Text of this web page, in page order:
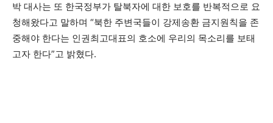
박 대사는 또 한국정부가 탈북자에 대한 보호를 반복적으로 요
청해왔다고 말하며 “북한 주변국들이 강제송환 금지원칙을 존
중해야 한다는 인권최고대표의 호소에 우리의 목소리를 보태
고자 한다”고 밝혔다.